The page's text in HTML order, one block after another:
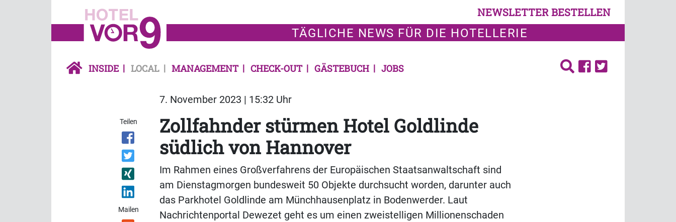
NEWSLETTER BESTELLEN
TÄGLICHE NEWS FÜR DIE HOTELLERIE
INSIDE LOCAL MANAGEMENT CHECK-OUT GÄSTEBUCH JOBS
7. November 2023 | 15:32 Uhr
Teilen
Mailen
Zollfahnder stürmen Hotel Goldlinde
südlich von Hannover
Im Rahmen eines Großverfahrens der Europäischen Staatsanwaltschaft sind
am Dienstagmorgen bundesweit 50 Objekte durchsucht worden, darunter auch
das Parkhotel Goldlinde am Münchhausenplatz in Bodenwerder. Laut
Nachrichtenportal Dewezet geht es um einen zweistelligen Millionenschaden